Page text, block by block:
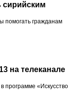
помогать гражданам
на телеканале
программе «Искусство